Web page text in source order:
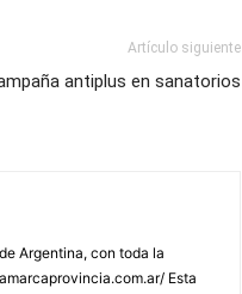
Artículo siguiente
antiplus en sanatorios
Argentina, con toda la
Esta